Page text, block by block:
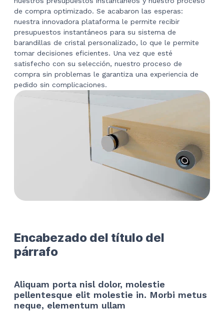
de compra optimizado. Se acabaron las esperas:
nuestra innovadora plataforma le permite recibir
presupuestos instantáneos para su sistema de
barandillas de cristal personalizado, lo que le permite
tomar decisiones eficientes. Una vez que esté
satisfecho con su selección, nuestro proceso de
compra sin problemas le garantiza una experiencia de
pedido sin complicaciones.
Encabezado del título del
párrafo
Aliquam porta nisl dolor, molestie
pellentesque elit molestie in. Morbi metus
neque, elementum ullam